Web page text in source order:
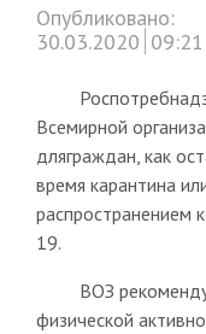
Опубликовано:
30.03.2020 09:21
Всемирной
дляграждан, как
время карантина
распространением
19.
ВОЗ
физической